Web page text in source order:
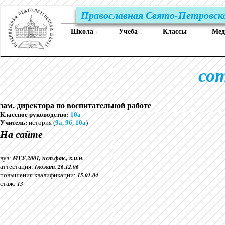
Православная Свято-
Школа ↓ Учеба ↓ Классы ↓
зам. директора по воспитательной работе
Классное руководство: 10а
Учитель:история (9а,9б,10а)
На сайте
вуз:МГУ,2001, ист.фак., к.и.н.
аттестация:Iкв.кат. 26.12.06
повышения квалификации:15.01.04
стаж:13